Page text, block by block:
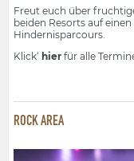
Freut euch über
beiden Resorts auf
Hindernisparcours.
Klick‘ hier für alle
ROCK AREA